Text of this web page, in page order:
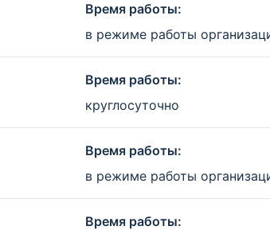
Время работы:
в режиме работы
Время работы:
круглосуточно
Время работы:
в режиме работы
Время работы: